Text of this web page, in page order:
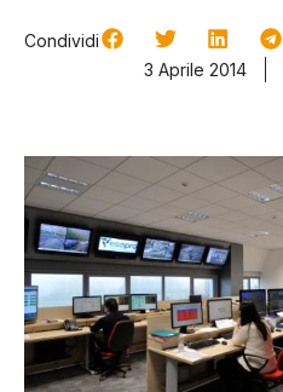
Condividi
3 Aprile 2014